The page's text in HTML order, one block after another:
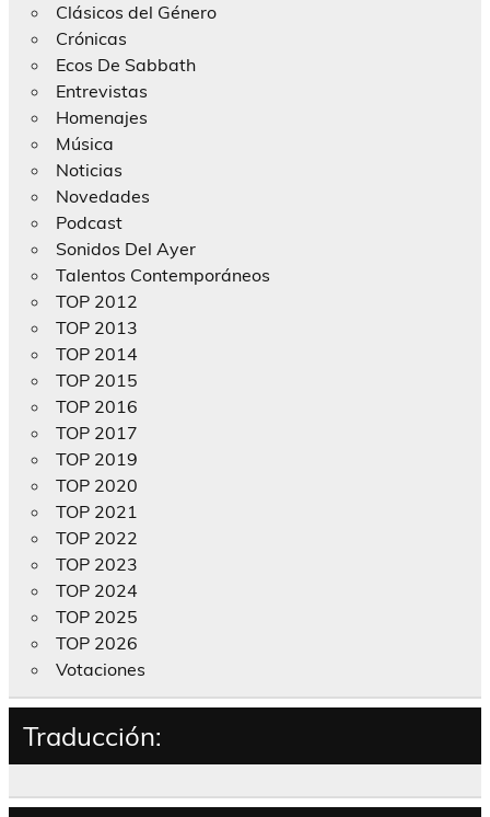
Clásicos del Género
Crónicas
Ecos De Sabbath
Entrevistas
Homenajes
Música
Noticias
Novedades
Podcast
Sonidos Del Ayer
Talentos Contemporáneos
TOP 2012
TOP 2013
TOP 2014
TOP 2015
TOP 2016
TOP 2017
TOP 2019
TOP 2020
TOP 2021
TOP 2022
TOP 2023
TOP 2024
TOP 2025
TOP 2026
Votaciones
Traducción: